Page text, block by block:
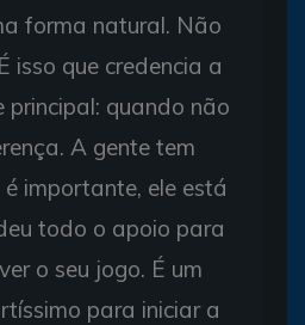
forma natural. Não
isso que credencia a
principal: quando não
A gente tem
é importante, ele está
todo o apoio para
o seu jogo. É um
para iniciar a